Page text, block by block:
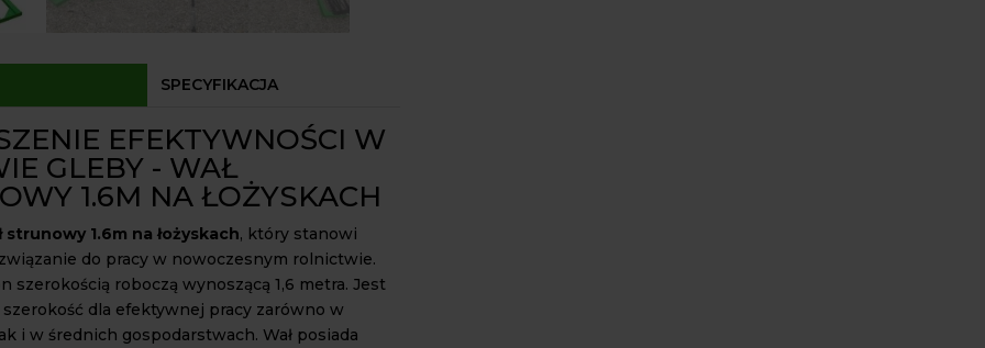
SPECYFIKACJA
EFEKTYWNOŚCI W
GLEBY - WAŁ
1.6M NA ŁOŻYSKACH
strunowy 1.6m na łożyskach, który stanowi
do pracy w nowoczesnym rolnictwie.
szerokością roboczą wynoszącą 1,6 metra. Jest
dla efektywnej pracy zarówno w
i w średnich gospodarstwach. Wał posiada